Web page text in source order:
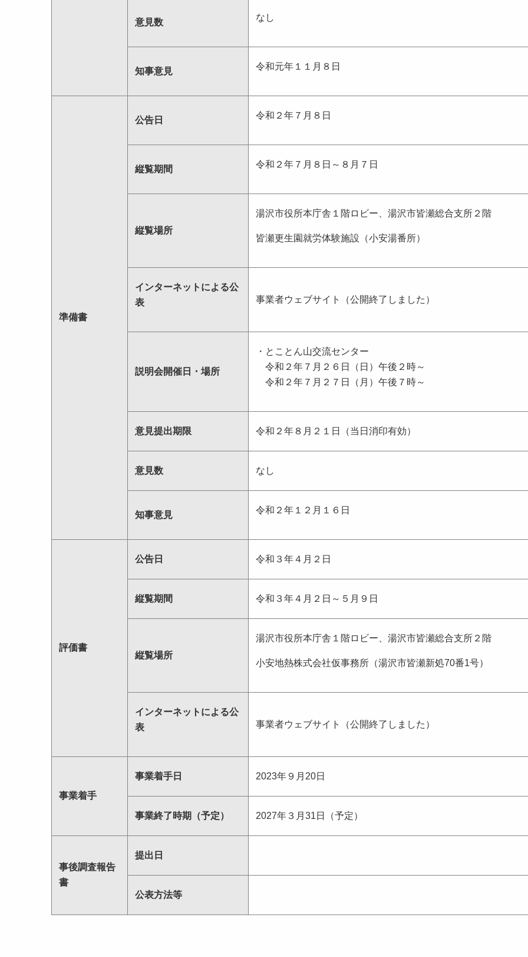
意見数 なし
知事意見 令和元年１１月８日
準備書
公告日 令和２年７月８日
縦覧期間 令和２年７月８日～８月７日
縦覧場所
湯沢市役所本庁舎１階ロビー、湯沢市皆瀬総合支所２階
皆瀬更生園就労体験施設（小安湯番所）
インターネットによる公
表
事業者ウェブサイト（公開終了しました）
説明会開催日・場所
・とことん山交流センター
令和２年７月２６日（日）午後２時～
令和２年７月２７日（月）午後７時～
意見提出期限 令和２年８月２１日（当日消印有効）
意見数 なし
知事意見 令和２年１２月１６日
評価書
公告日 令和３年４月２日
縦覧期間 令和３年４月２日～５月９日
縦覧場所
湯沢市役所本庁舎１階ロビー、湯沢市皆瀬総合支所２階
小安地熱株式会社仮事務所（湯沢市皆瀬新処70番1号）
インターネットによる公
表
事業者ウェブサイト（公開終了しました）
事業着手
事業着手日 2023年９月20日
事業終了時期（予定） 2027年３月31日（予定）
事後調査報告
書
提出日
公表方法等